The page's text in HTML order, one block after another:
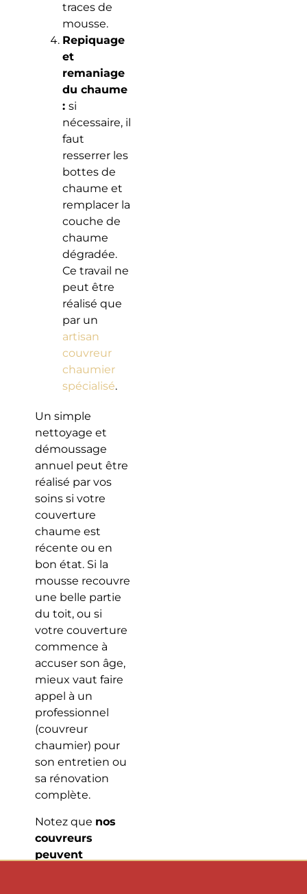
traces de
mousse.
Repiquage
et
remaniage
du chaume
: si
nécessaire, il
faut
resserrer les
bottes de
chaume et
remplacer la
couche de
chaume
dégradée.
Ce travail ne
peut être
réalisé que
par un
artisan
couvreur
chaumier
spécialisé.
Un simple
nettoyage et
démoussage
annuel peut être
réalisé par vos
soins si votre
couverture
chaume est
récente ou en
bon état. Si la
mousse recouvre
une belle partie
du toit, ou si
votre couverture
commence à
accuser son âge,
mieux vaut faire
appel à un
professionnel
(couvreur
chaumier) pour
son entretien ou
sa rénovation
complète.
Notez que nos
couvreurs
peuvent